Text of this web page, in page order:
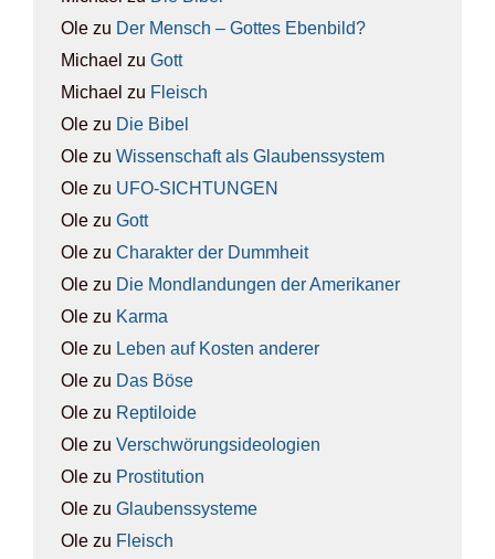
Ole zu Der Mensch – Got­tes Eben­bild?
Michael zu Gott
Michael zu Fleisch
Ole zu Die Bibel
Ole zu Wis­sen­schaft als Glau­bens­sys­tem
Ole zu UFO-SICH­TUN­GEN
Ole zu Gott
Ole zu Cha­rak­ter der Dumm­heit
Ole zu Die Mond­lan­dun­gen der Ame­ri­ka­ner
Ole zu Kar­ma
Ole zu Leben auf Kos­ten ande­rer
Ole zu Das Böse
Ole zu Rep­ti­lo­ide
Ole zu Ver­schwö­rungs­ideo­lo­gien
Ole zu Pro­sti­tu­ti­on
Ole zu Glau­bens­sys­te­me
Ole zu Fleisch